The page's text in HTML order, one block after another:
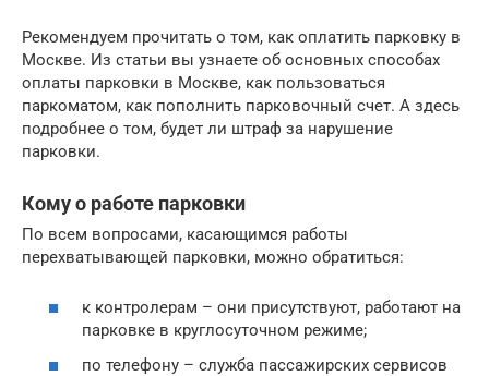
Рекомендуем прочитать о том, как оплатить парковку в
Москве. Из статьи вы узнаете об основных способах
оплаты парковки в Москве, как пользоваться
паркоматом, как пополнить парковочный счет. А здесь
подробнее о том, будет ли штраф за нарушение
парковки.
Кому о работе парковки
По всем вопросами, касающимся работы
перехватывающей парковки, можно обратиться:
к контролерам – они присутствуют, работают на
парковке в круглосуточном режиме;
по телефону – служба пассажирских сервисов